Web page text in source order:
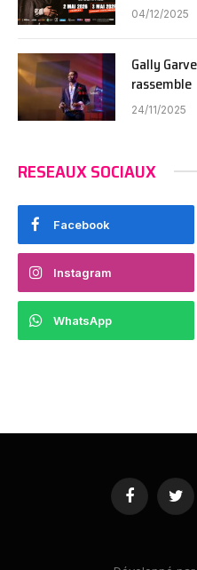
04/12/2025
Gally
rassemble
24/11/2025
RESEAUX SOCIAUX
Facebook
Instagram
WhatsApp
Facebook